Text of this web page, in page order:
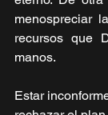
menospreciar
recursos que
manos.
Estar